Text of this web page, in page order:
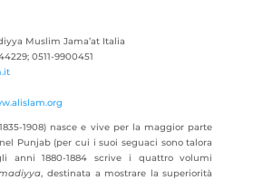
Muslim Jama’at Italia
0511-9900451
1908) nasce e vive per la maggior parte
Punjab (per cui i suoi seguaci sono talora
anni 1880-1884 scrive i quattro volumi
, destinata a mostrare la superiorità